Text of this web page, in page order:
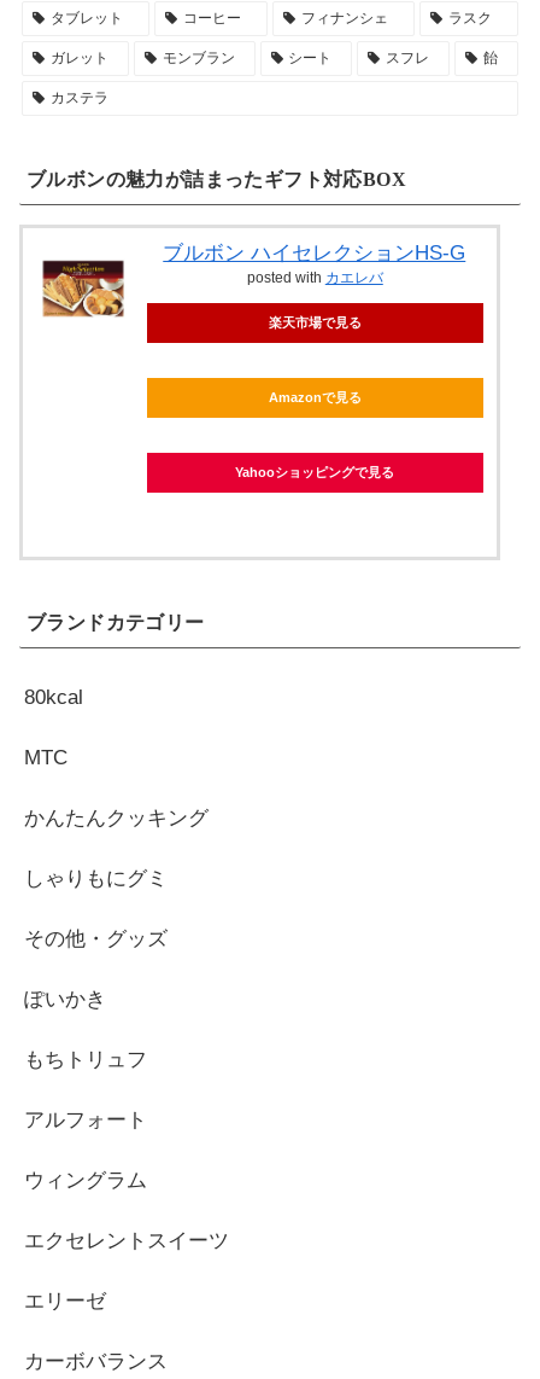
タブレット コーヒー フィナンシェ ラスク
ガレット モンブラン シート スフレ 飴
カステラ
ブルボンの魅力が詰まったギフト対応BOX
ブルボン ハイセレクションHS-G
posted with カエレバ
楽天市場で見る
Amazonで見る
Yahooショッピングで見る
ブランドカテゴリー
80kcal
MTC
かんたんクッキング
しゃりもにグミ
その他・グッズ
ぽいかき
もちトリュフ
アルフォート
ウィングラム
エクセレントスイーツ
エリーゼ
カーボバランス